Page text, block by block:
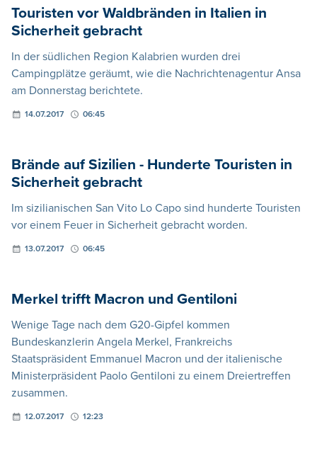
Touristen vor Waldbränden in Italien in
Sicherheit gebracht
In der südlichen Region Kalabrien wurden drei
Campingplätze geräumt, wie die Nachrichtenagentur Ansa
am Donnerstag berichtete.
14.07.2017 06:45
Brände auf Sizilien - Hunderte Touristen in
Sicherheit gebracht
Im sizilianischen San Vito Lo Capo sind hunderte Touristen
vor einem Feuer in Sicherheit gebracht worden.
13.07.2017 06:45
Merkel trifft Macron und Gentiloni
Wenige Tage nach dem G20-Gipfel kommen
Bundeskanzlerin Angela Merkel, Frankreichs
Staatspräsident Emmanuel Macron und der italienische
Ministerpräsident Paolo Gentiloni zu einem Dreiertreffen
zusammen.
12.07.2017 12:23